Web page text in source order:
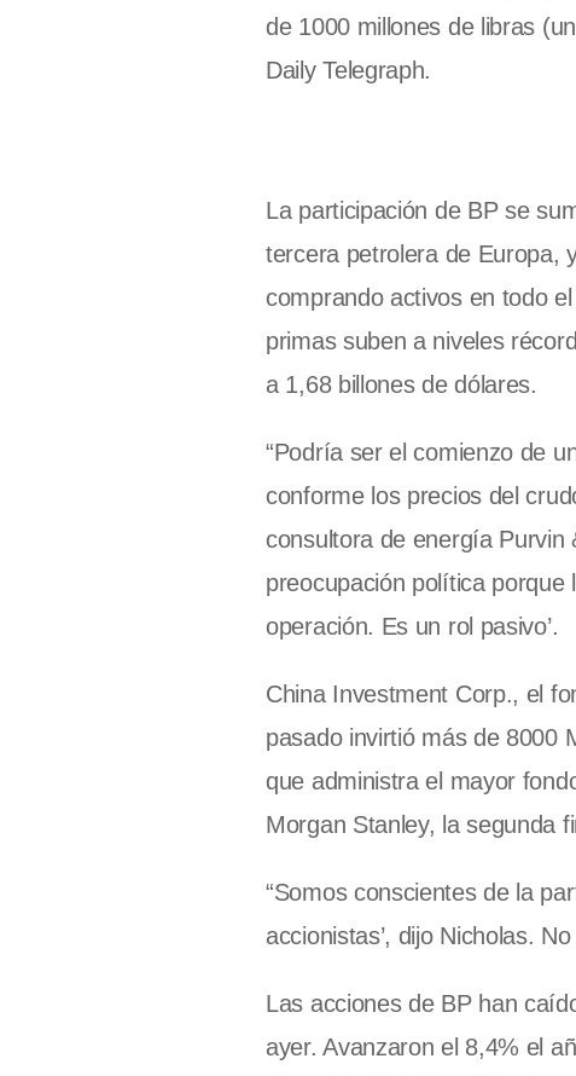
de 1000 millones de libras
Daily Telegraph.
La participación de BP se
tercera petrolera de Europa,
comprando activos en todo
primas suben a niveles
a 1,68 billones de dólares.
“Podría ser el comienzo de
conforme los precios del
consultora de energía Purvin
preocupación política
operación. Es un rol pasivo’.
China Investment Corp., el
pasado invirtió más de 8000
que administra el mayor
Morgan Stanley, la segunda
“Somos conscientes de la
accionistas’, dijo Nicholas.
Las acciones de BP han
ayer. Avanzaron el 8,4% el